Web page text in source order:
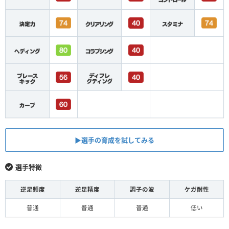
▶︎選手の育成を試してみる
選手特徴
逆足頻度 逆足精度 調子の波 ケガ耐性
普通 普通 普通 低い